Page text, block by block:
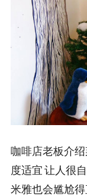
咖啡店老板介
度适宜 让人很
米雅也会尴尬